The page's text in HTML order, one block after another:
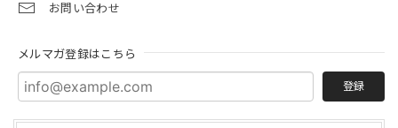
お問い合わせ
メルマガ登録はこちら
登録